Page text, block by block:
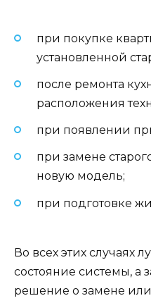
при покупке
установленной
после ремонта
расположения
при появлении
при замене
новую модель;
при подготовке
Во всех этих случаях
состояние системы, а
решение о замене